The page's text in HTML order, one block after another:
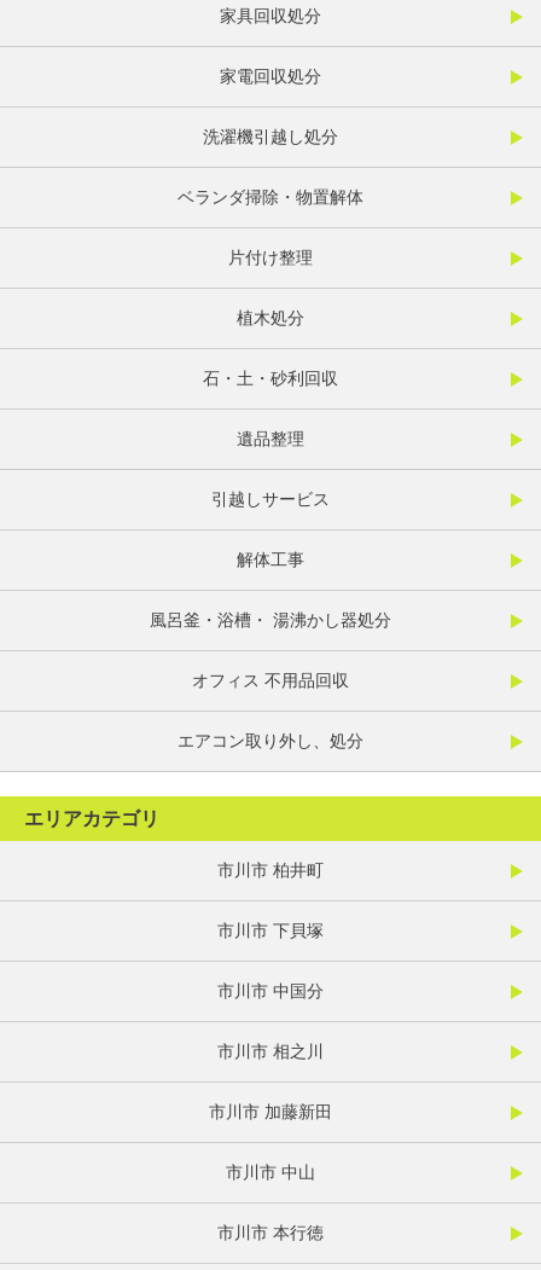
家具回収処分
家電回収処分
洗濯機引越し処分
ベランダ掃除・物置解体
片付け整理
植木処分
石・土・砂利回収
遺品整理
引越しサービス
解体工事
風呂釜・浴槽・ 湯沸かし器処分
オフィス 不用品回収
エアコン取り外し、処分
エリアカテゴリ
市川市 柏井町
市川市 下貝塚
市川市 中国分
市川市 相之川
市川市 加藤新田
市川市 中山
市川市 本行徳